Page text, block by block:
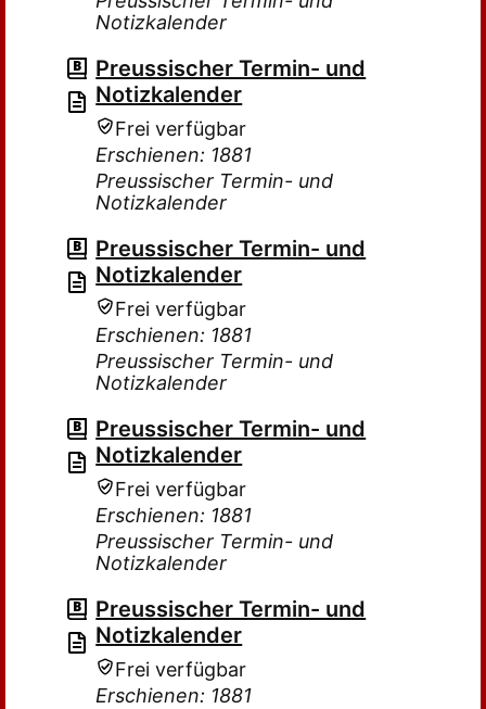
Notizkalender
Preussischer Termin- und
Notizkalender
Frei verfügbar
Erschienen: 1881
Preussischer Termin- und
Notizkalender
Preussischer Termin- und
Notizkalender
Frei verfügbar
Erschienen: 1881
Preussischer Termin- und
Notizkalender
Preussischer Termin- und
Notizkalender
Frei verfügbar
Erschienen: 1881
Preussischer Termin- und
Notizkalender
Preussischer Termin- und
Notizkalender
Frei verfügbar
Erschienen: 1881